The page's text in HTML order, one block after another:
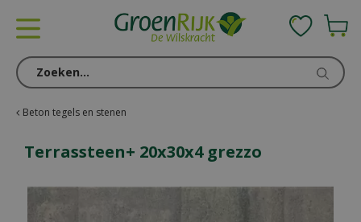
Beton tegels en stenen
Terrassteen+ 20x30x4 grezzo